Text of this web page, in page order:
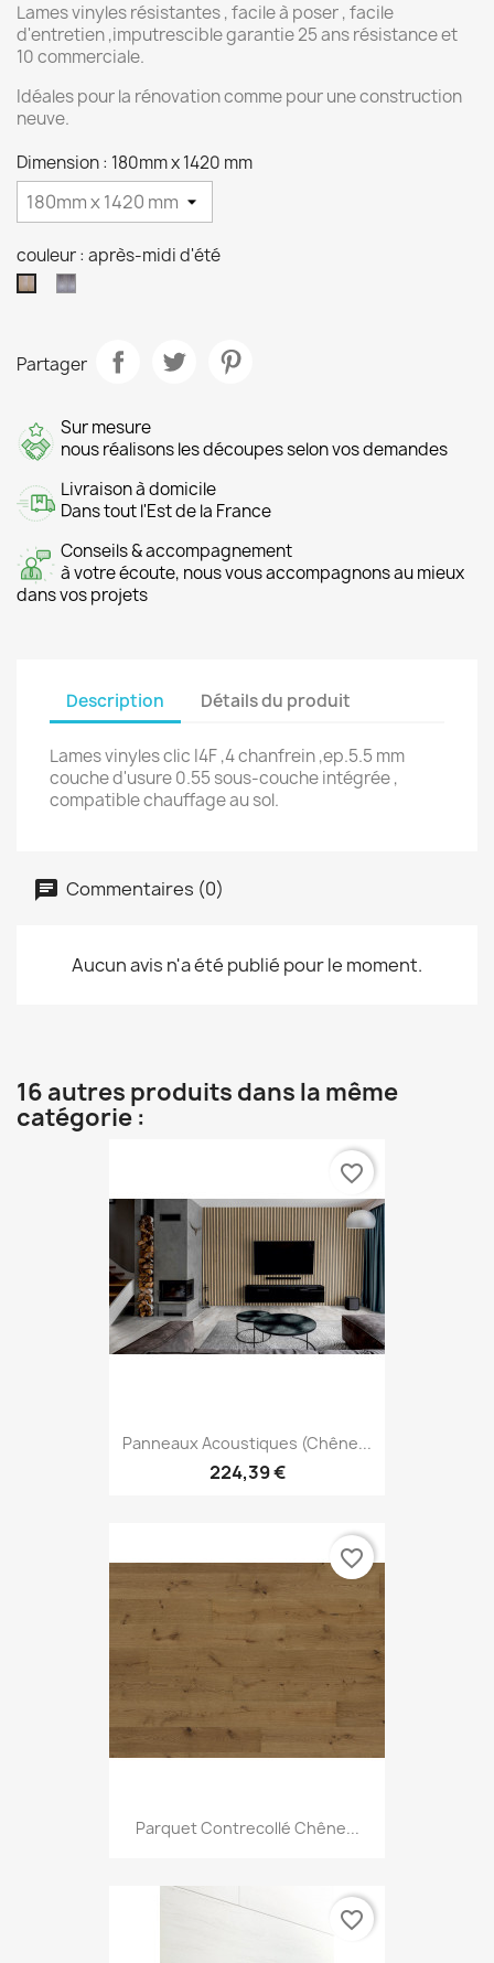
Lames vinyles résistantes , facile à poser , facile
d'entretien ,imputrescible garantie 25 ans résistance et
10 commerciale.
Idéales pour la rénovation comme pour une construction
neuve.
Dimension : 180mm x 1420 mm
couleur : après-midi d'été
après-brume
Partager
Sur mesure
nous réalisons les découpes selon vos demandes
Livraison à domicile
Dans tout l'Est de la France
Conseils & accompagnement
à votre écoute, nous vous accompagnons au mieux
dans vos projets
Description Détails du produit
Lames vinyles clic I4F ,4 chanfrein ,ep.5.5 mm
couche d'usure 0.55 sous-couche intégrée ,
compatible chauffage au sol.
Commentaires (0)
Aucun avis n'a été publié pour le moment.
16 autres produits dans la même
catégorie :
Panneaux Acoustiques (Chêne...
224,39 €
favorite_border
Parquet Contrecollé Chêne...
favorite_border
favorite_border